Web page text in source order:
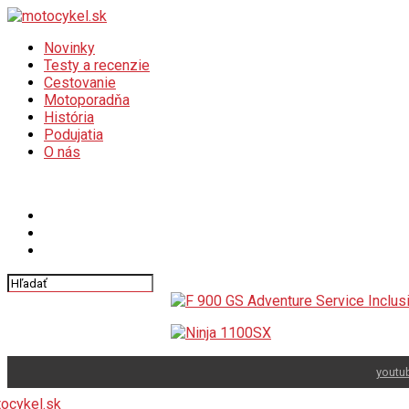
Novinky
Testy a recenzie
Cestovanie
Motoporadňa
História
Podujatia
O nás